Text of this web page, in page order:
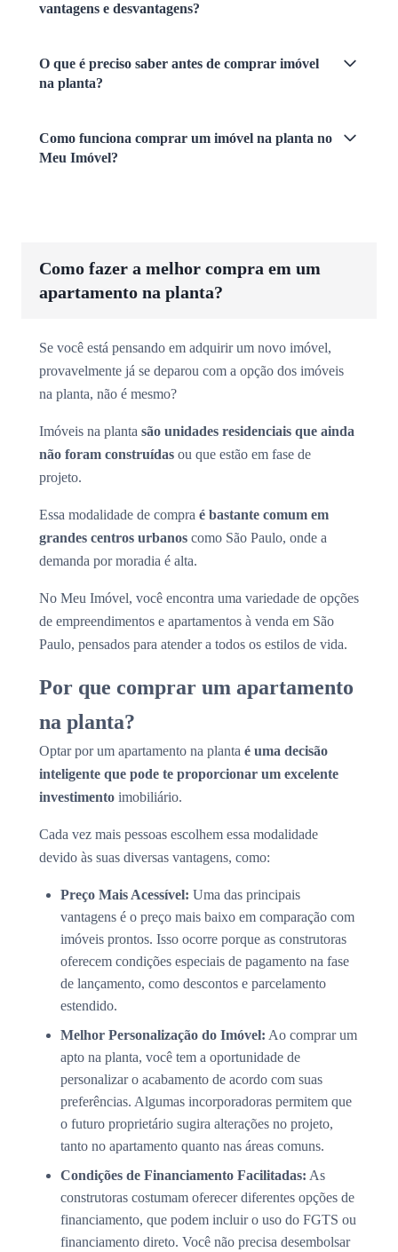
vantagens e desvantagens?
O que é preciso saber antes de comprar imóvel
na planta?
Como funciona comprar um imóvel na planta no
Meu Imóvel?
Como fazer a melhor compra em um
apartamento na planta?
Se você está pensando em adquirir um novo imóvel,
provavelmente já se deparou com a opção dos imóveis
na planta, não é mesmo?
Imóveis na planta são unidades residenciais que ainda
não foram construídas ou que estão em fase de
projeto.
Essa modalidade de compra é bastante comum em
grandes centros urbanos como São Paulo, onde a
demanda por moradia é alta.
No Meu Imóvel, você encontra uma variedade de opções
de empreendimentos e apartamentos à venda em São
Paulo, pensados para atender a todos os estilos de vida.
Por que comprar um apartamento
na planta?
Optar por um apartamento na planta é uma decisão
inteligente que pode te proporcionar um excelente
investimento imobiliário.
Cada vez mais pessoas escolhem essa modalidade
devido às suas diversas vantagens, como:
Preço Mais Acessível: Uma das principais
vantagens é o preço mais baixo em comparação com
imóveis prontos. Isso ocorre porque as construtoras
oferecem condições especiais de pagamento na fase
de lançamento, como descontos e parcelamento
estendido.
Melhor Personalização do Imóvel: Ao comprar um
apto na planta, você tem a oportunidade de
personalizar o acabamento de acordo com suas
preferências. Algumas incorporadoras permitem que
o futuro proprietário sugira alterações no projeto,
tanto no apartamento quanto nas áreas comuns.
Condições de Financiamento Facilitadas: As
construtoras costumam oferecer diferentes opções de
financiamento, que podem incluir o uso do FGTS ou
financiamento direto. Você não precisa desembolsar